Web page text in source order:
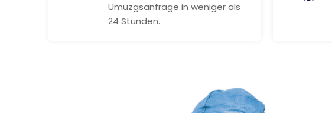
Umuzgsanfrage in weniger als
24 Stunden.